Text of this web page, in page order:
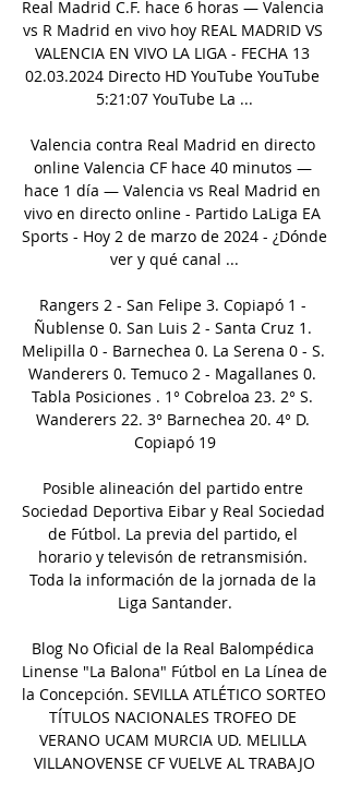
Real Madrid C.F. hace 6 horas — Valencia
vs R Madrid en vivo hoy REAL MADRID VS
VALENCIA EN VIVO LA LIGA - FECHA 13
02.03.2024 Directo HD YouTube YouTube
5:21:07 YouTube La ...
Valencia contra Real Madrid en directo
online Valencia CF hace 40 minutos —
hace 1 día — Valencia vs Real Madrid en
vivo en directo online - Partido LaLiga EA
Sports - Hoy 2 de marzo de 2024 - ¿Dónde
ver y qué canal ...
Rangers 2 - San Felipe 3. Copiapó 1 -
Ñublense 0. San Luis 2 - Santa Cruz 1.
Melipilla 0 - Barnechea 0. La Serena 0 - S.
Wanderers 0. Temuco 2 - Magallanes 0.
Tabla Posiciones . 1° Cobreloa 23. 2° S.
Wanderers 22. 3° Barnechea 20. 4° D.
Copiapó 19
Posible alineación del partido entre
Sociedad Deportiva Eibar y Real Sociedad
de Fútbol. La previa del partido, el
horario y televisón de retransmisión.
Toda la información de la jornada de la
Liga Santander.
Blog No Oficial de la Real Balompédica
Linense "La Balona" Fútbol en La Línea de
la Concepción. SEVILLA ATLÉTICO SORTEO
TÍTULOS NACIONALES TROFEO DE
VERANO UCAM MURCIA UD. MELILLA
VILLANOVENSE CF VUELVE AL TRABAJO